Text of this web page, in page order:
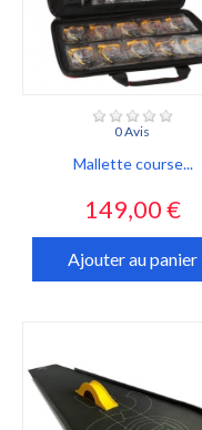
0 Avis
Mallette course...
Prix
149,00 €
Ajouter au panier